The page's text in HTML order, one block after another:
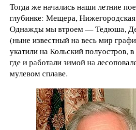
Тогда же начались наши летние
глубинке: Мещера,
Однажды мы втроем — Тедюша,
(ныне известный на весь мир
укатили на Кольский полуостров,
где и работали зимой на
мулевом сплаве.